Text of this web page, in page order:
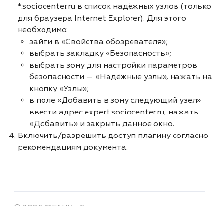
*.sociocenter.ru в список надёжных узлов (только
для браузера Internet Explorer). Для этого
необходимо:
зайти в «Свойства обозревателя»;
выбрать закладку «Безопасность»;
выбрать зону для настройки параметров
безопасности — «Надёжные узлы», нажать на
кнопку «Узлы»;
в поле «Добавить в зону следующий узел»
ввести адрес expert.sociocenter.ru, нажать
«Добавить» и закрыть данное окно.
Включить/разрешить доступ плагину согласно
рекомендациям документа.